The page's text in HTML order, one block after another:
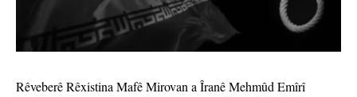
Rêveberê Rêxistina Mafê Mirovan a Îranê Mehmûd Emîrî